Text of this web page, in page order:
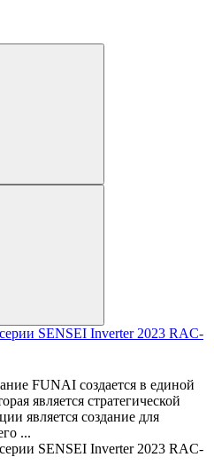
SENSEI Inverter 2023 RAC-
FUNAI создается в единой
является стратегической
является создание для
...
SENSEI Inverter 2023 RAC-